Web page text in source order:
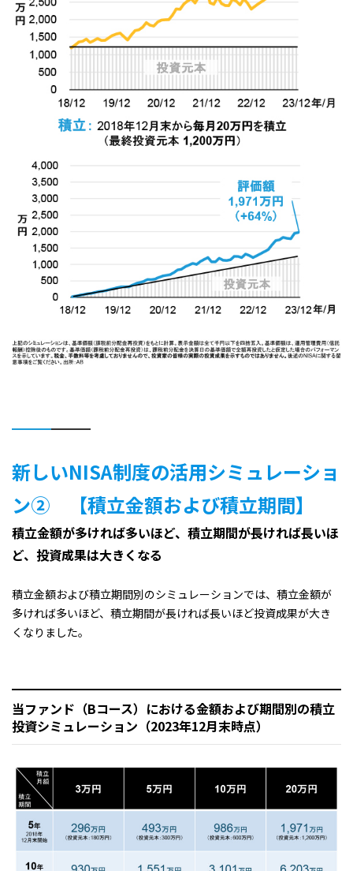
新しいNISA制度の活用シミュレーショ
ン② 【積立金額および積立期間】
積立金額が多ければ多いほど、積立期間が長ければ長いほ
ど、投資成果は大きくなる
積立金額および積立期間別のシミュレーションでは、積立金額が
多ければ多いほど、積立期間が長ければ長いほど投資成果が大き
くなりました。
当ファンド（Bコース）における金額および期間別の積立
投資シミュレーション（2023年12月末時点）